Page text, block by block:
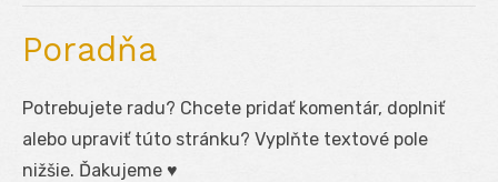
Poradňa
Potrebujete radu? Chcete pridať komentár, doplniť
alebo upraviť túto stránku? Vyplňte textové pole
nižšie. Ďakujeme ♥